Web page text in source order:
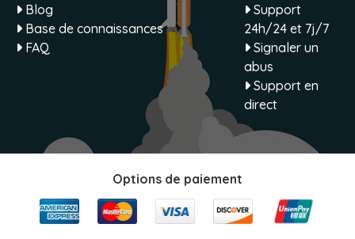
Blog
Base de connaissances
FAQ
Support
24h/24 et 7j/7
Signaler un
abus
Support en
direct
Options de paiement